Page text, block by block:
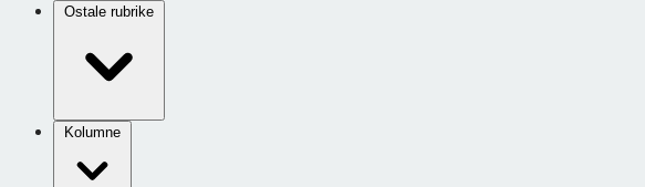
Ostale rubrike
Kolumne